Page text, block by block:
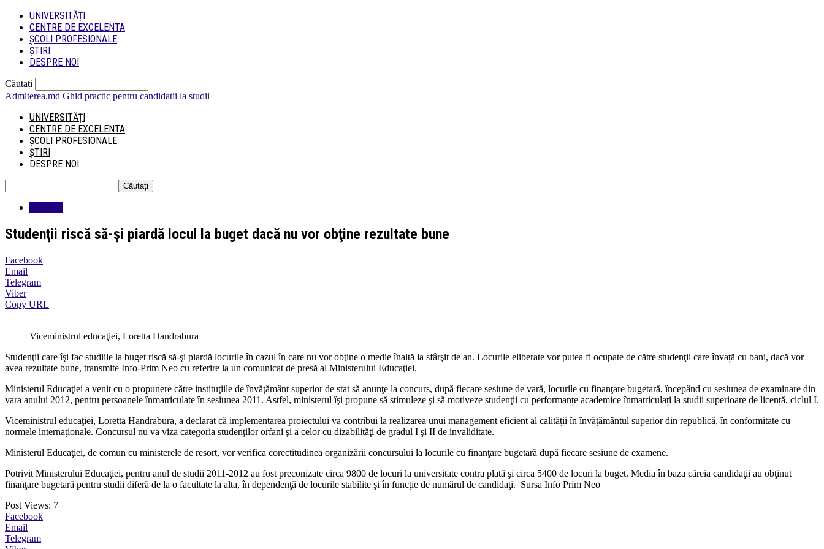
UNIVERSITĂȚI
CENTRE DE EXCELENTA
ȘCOLI PROFESIONALE
ȘTIRI
DESPRE NOI
Căutați
Admiterea.md Ghid practic pentru candidatii la studii
UNIVERSITĂȚI
CENTRE DE EXCELENTA
ȘCOLI PROFESIONALE
ȘTIRI
DESPRE NOI
Studenţii riscă să-şi piardă locul la buget dacă nu vor obţine rezultate bune
Facebook
Email
Telegram
Viber
Copy URL
Viceministrul educaţiei, Loretta Handrabura
Studenţii care îşi fac studiile la buget riscă să-şi piardă locurile în cazul în care nu vor obţine o medie înaltă la sfârşit de an. Locurile eliberate vor putea fi ocupate de către studenţii care învață cu bani, dacă vor
avea rezultate bune, transmite Info-Prim Neo cu referire la un comunicat de presă al Ministerului Educaţiei.
Ministerul Educaţiei a venit cu o propunere către instituţiile de învăţământ superior de stat să anunţe la concurs, după fiecare sesiune de vară, locurile cu finanţare bugetară, începând cu sesiunea de examinare din
vara anului 2012, pentru persoanele înmatriculate în sesiunea 2011. Astfel, ministerul îşi propune să stimuleze şi să motiveze studenţii cu performanțe academice înmatriculați la studii superioare de licență, ciclul I.
Viceministrul educaţiei, Loretta Handrabura, a declarat că implementarea proiectului va contribui la realizarea unui management eficient al calității în învățământul superior din republică, în conformitate cu
normele internaționale. Concursul nu va viza categoria studenţilor orfani şi a celor cu dizabilităţi de gradul I şi II de invaliditate.
Ministerul Educaţiei, de comun cu ministerele de resort, vor verifica corectitudinea organizării concursului la locurile cu finanţare bugetară după fiecare sesiune de examene.
Potrivit Ministerului Educaţiei, pentru anul de studii 2011-2012 au fost preconizate circa 9800 de locuri la universitate contra plată şi circa 5400 de locuri la buget. Media în baza căreia candidaţii au obţinut
finanţare bugetară pentru studii diferă de la o facultate la alta, în dependenţă de locurile stabilite şi în funcţie de numărul de candidaţi. Sursa Info Prim Neo
Post Views: 7
Facebook
Email
Telegram